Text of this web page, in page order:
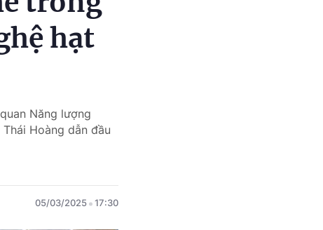
hạt
Năng lượng
Hoàng dẫn đầu
05/03/2025 17:30